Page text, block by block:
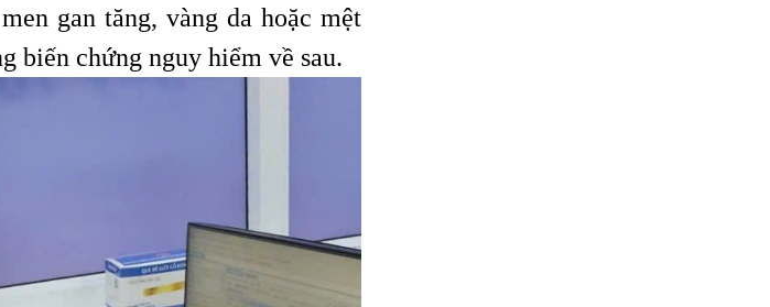
gan tăng, vàng da hoặc mệt
biến chứng nguy hiểm về sau.